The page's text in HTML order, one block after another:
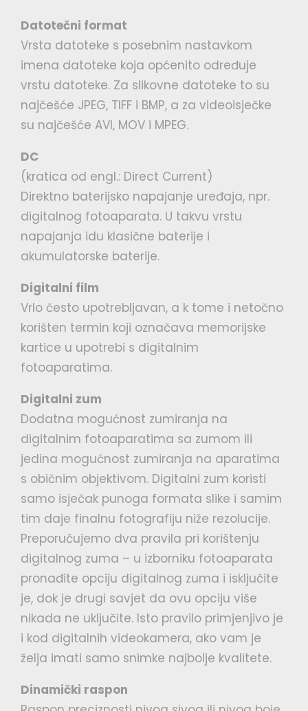
Datotečni format
Vrsta datoteke s posebnim nastavkom
imena datoteke koja općenito određuje
vrstu datoteke. Za slikovne datoteke to su
najčešće JPEG, TIFF i BMP, a za videoisječke
su najčešće AVI, MOV i MPEG.
DC
(kratica od engl.: Direct Current)
Direktno baterijsko napajanje uređaja, npr.
digitalnog fotoaparata. U takvu vrstu
napajanja idu klasične baterije i
akumulatorske baterije.
Digitalni film
Vrlo često upotrebljavan, a k tome i netočno
korišten termin koji označava memorijske
kartice u upotrebi s digitalnim
fotoaparatima.
Digitalni zum
Dodatna mogućnost zumiranja na
digitalnim fotoaparatima sa zumom ili
jedina mogućnost zumiranja na aparatima
s običnim objektivom. Digitalni zum koristi
samo isječak punoga formata slike i samim
tim daje finalnu fotografiju niže rezolucije.
Preporučujemo dva pravila pri korištenju
digitalnog zuma – u izborniku fotoaparata
pronađite opciju digitalnog zuma i isključite
je, dok je drugi savjet da ovu opciju više
nikada ne uključite. Isto pravilo primjenjivo je
i kod digitalnih videokamera, ako vam je
želja imati samo snimke najbolje kvalitete.
Dinamički raspon